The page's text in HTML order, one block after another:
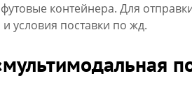
контейнера. Для
условия поставки по жд.